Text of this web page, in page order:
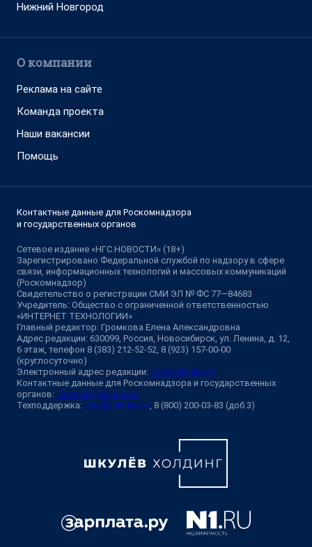
Нижний Новгород
О компании
Реклама на сайте
Команда проекта
Наши вакансии
Помощь
Контактные данные для Роскомнадзора
и государственных органов
Сетевое издание «НГС.НОВОСТИ» (18+)
Зарегистрировано Федеральной службой по надзору в сфере
связи, информационных технологий и массовых коммуникаций
(Роскомнадзор)
Свидетельство о регистрации СМИ ЭЛ № ФС 77—84683
Учредитель: Общество с ограниченной ответственностью
«ИНТЕРНЕТ ТЕХНОЛОГИИ»
Главный редактор: Громкова Елена Александровна
Адрес редакции: 630099, Россия, Новосибирск, ул. Ленина, д. 12,
6 этаж, телефон 8 (383) 212-52-52, 8 (923) 157-00-00
(круглосуточно)
Электронный адрес редакции: ngs@shkulev.ru
Контактные данные для Роскомнадзора и государственных
органов: juristnsk@shkulev.ru
Техподдержка: help@shkulev.ru, 8 (800) 200-03-83 (доб.3)